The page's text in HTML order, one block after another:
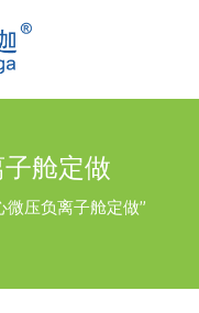
舱定做
微压负离子舱定做”